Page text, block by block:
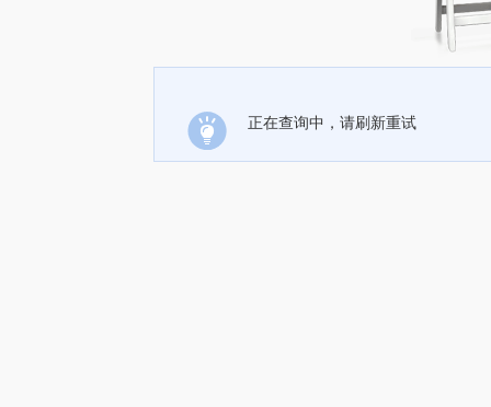
正在查询中，请刷新重试